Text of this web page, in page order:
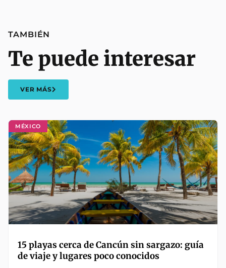
MÉXICO
15 playas cerca de Cancún sin sargazo: guía
de viaje y lugares poco conocidos
TAMBIÉN
Te puede interesar
VER MÁS